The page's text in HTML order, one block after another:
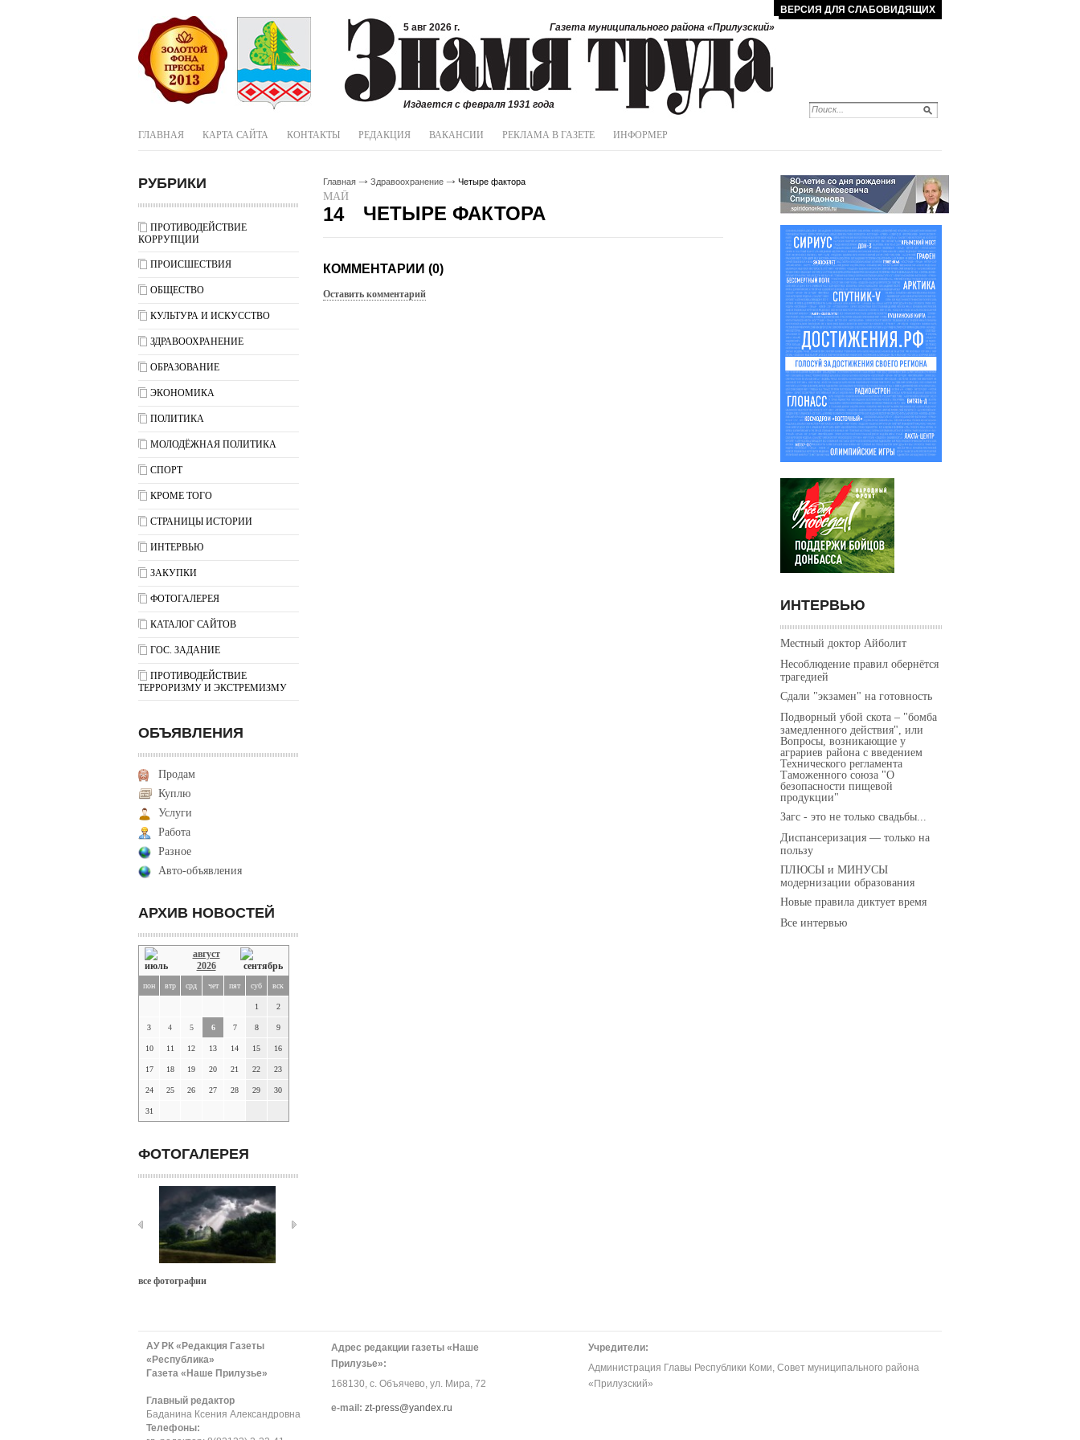
ВЕРСИЯ ДЛЯ СЛАБОВИДЯЩИХ
5 авг 2026 г.
Газета муниципального района «Прилузский»
Издается с февраля 1931 года
ГЛАВНАЯ КАРТА САЙТА КОНТАКТЫ РЕДАКЦИЯ ВАКАНСИИ РЕКЛАМА В ГАЗЕТЕ ИНФОРМЕР
РУБРИКИ
ПРОТИВОДЕЙСТВИЕ
КОРРУПЦИИ
ПРОИСШЕСТВИЯ
ОБЩЕСТВО
КУЛЬТУРА И ИСКУССТВО
ЗДРАВООХРАНЕНИЕ
ОБРАЗОВАНИЕ
ЭКОНОМИКА
ПОЛИТИКА
МОЛОДЁЖНАЯ ПОЛИТИКА
СПОРТ
КРОМЕ ТОГО
СТРАНИЦЫ ИСТОРИИ
ИНТЕРВЬЮ
ЗАКУПКИ
ФОТОГАЛЕРЕЯ
КАТАЛОГ САЙТОВ
ГОС. ЗАДАНИЕ
ПРОТИВОДЕЙСТВИЕ
ТЕРРОРИЗМУ И ЭКСТРЕМИЗМУ
ОБЪЯВЛЕНИЯ
Продам
Куплю
Услуги
Работа
Разное
Авто-объявления
АРХИВ НОВОСТЕЙ
август
2026
пон втр срд чет пят суб вск
1 2
3 4 5 6 7 8 9
10 11 12 13 14 15 16
17 18 19 20 21 22 23
24 25 26 27 28 29 30
31
ФОТОГАЛЕРЕЯ
все фотографии
Главная Здравоохранение Четыре фактора
МАЙ
14 ЧЕТЫРЕ ФАКТОРА
КОММЕНТАРИИ (0)
Оставить комментарий
ИНТЕРВЬЮ
Местный доктор Айболит
Несоблюдение правил обернётся
трагедией
Сдали "экзамен" на готовность
Подворный убой скота – "бомба
замедленного действия", или
Вопросы, возникающие у
аграриев района с введением
Технического регламента
Таможенного союза "О
безопасности пищевой
продукции"
Загс - это не только свадьбы...
Диспансеризация — только на
пользу
ПЛЮСЫ и МИНУСЫ
модернизации образования
Новые правила диктует время
Все интервью
АУ РК «Редакция Газеты
«Республика»
Газета «Наше Прилузье»
Главный редактор
Баданина Ксения Александровна
Телефоны:
Адрес редакции газеты «Наше
Прилузье»:
168130, с. Объячево, ул. Мира, 72
е-mail: zt-press@yandex.ru
Учредители:
Администрация Главы Республики Коми, Совет муниципального района
«Прилузский»